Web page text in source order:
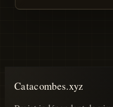
Catacombes.xyz